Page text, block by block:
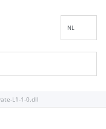
NL
L1-1-0.dll